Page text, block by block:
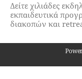
Δείτε χιλιάδες
εκπαιδευτικά
διακοπών και